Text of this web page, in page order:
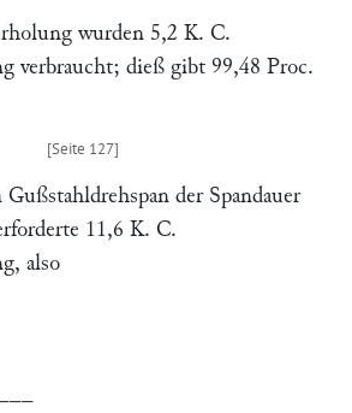
wurden 5,2 K. C.
verbraucht; dieß gibt 99,48 Proc.
der Spandauer
11,6 K. C.
also